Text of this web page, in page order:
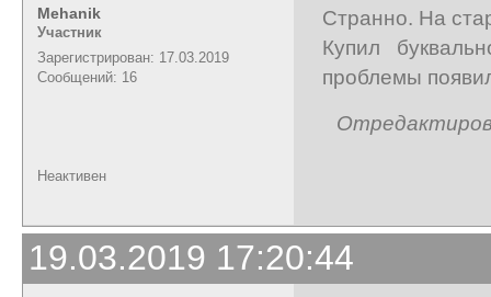
Mehanik
Участник
Зарегистрирован: 17.03.2019
Сообщений: 16
Странно. На
Купил
проблемы
Неактивен
19.03.2019 17:20:44